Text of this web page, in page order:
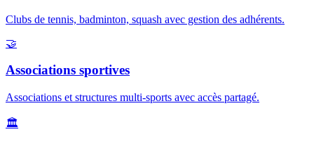
Clubs de tennis, badminton, squash avec gestion des adhérents.
🤝
Associations sportives
Associations et structures multi-sports avec accès partagé.
🏛️